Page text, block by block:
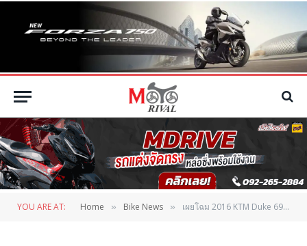
YOU ARE AT: Home » Bike News » เผยโฉม 2016 KTM Duke 690 ใหม่ Big Minorchanged กับการเปลี่ยนแปลงครั้งสำคัญ